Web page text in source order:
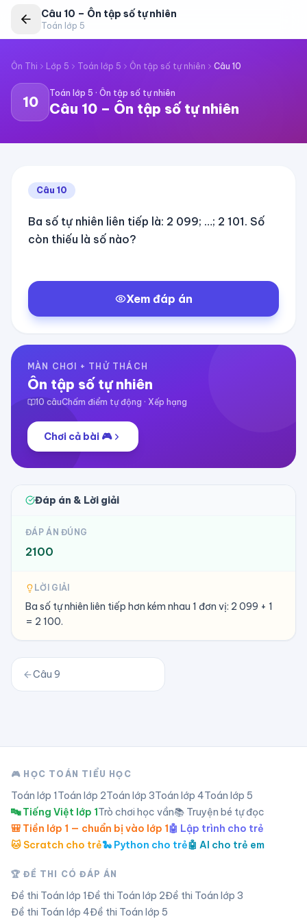
Câu 10 – Ôn tập số tự nhiên
Toán lớp 5
Ôn Thi Lớp 5 Toán lớp 5 Ôn tập số tự nhiên Câu 10
10
Toán lớp 5 · Ôn tập số tự nhiên
Câu 10 – Ôn tập số tự nhiên
Câu 10
Ba số tự nhiên liên tiếp là: 2 099; …; 2 101. Số
còn thiếu là số nào?
Xem đáp án
MÀN CHƠI + THỬ THÁCH
Ôn tập số tự nhiên
10 câuChấm điểm tự động · Xếp hạng
Chơi cả bài 🎮
Đáp án & Lời giải
ĐÁP ÁN ĐÚNG
2100
LỜI GIẢI
Ba số tự nhiên liên tiếp hơn kém nhau 1 đơn vị: 2 099 + 1
= 2 100.
Câu 9
🎮 HỌC TOÁN TIỂU HỌC
Toán lớp 1Toán lớp 2Toán lớp 3Toán lớp 4Toán lớp 5
🔤 Tiếng Việt lớp 1Trò chơi học vần📚 Truyện bé tự đọc
🎒 Tiền lớp 1 — chuẩn bị vào lớp 1🤖 Lập trình cho trẻ
🐱 Scratch cho trẻ🐍 Python cho trẻ🤖 AI cho trẻ em
🏆 ĐỀ THI CÓ ĐÁP ÁN
Đề thi Toán lớp 1Đề thi Toán lớp 2Đề thi Toán lớp 3
Đề thi Toán lớp 4Đề thi Toán lớp 5